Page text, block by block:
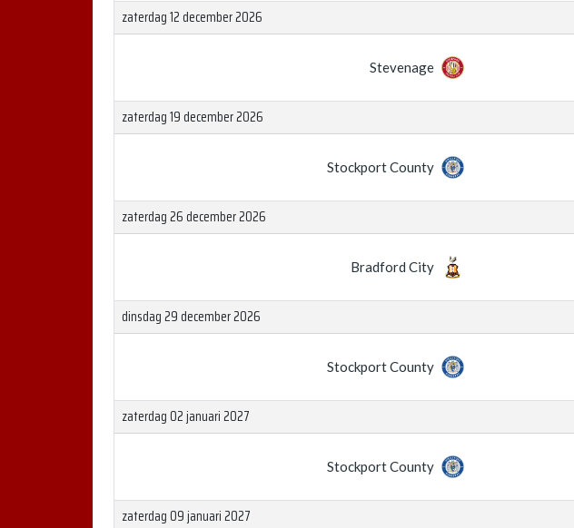
zaterdag 12 december 2026
Stevenage
zaterdag 19 december 2026
Stockport County
zaterdag 26 december 2026
Bradford City
dinsdag 29 december 2026
Stockport County
zaterdag 02 januari 2027
Stockport County
zaterdag 09 januari 2027